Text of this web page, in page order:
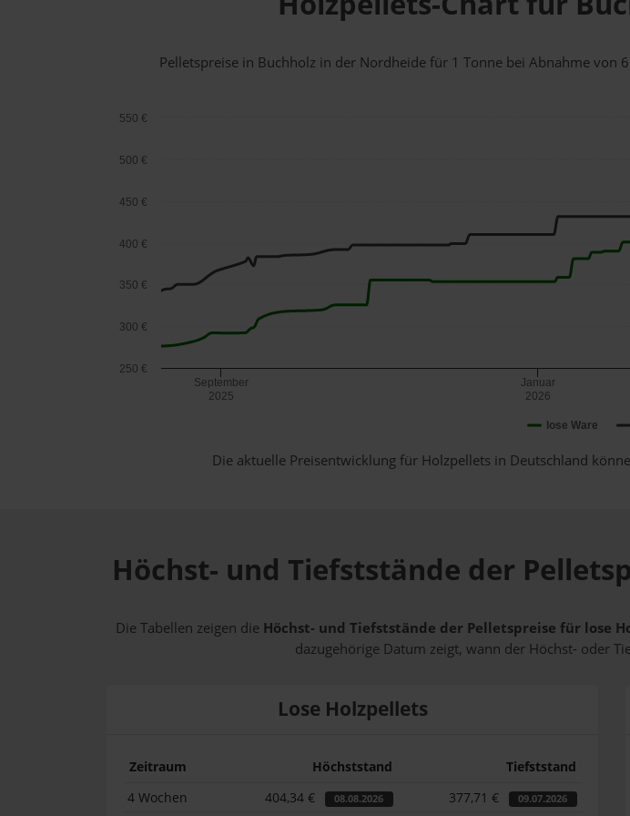
Pelletspreise in Buchholz in der Nordheide für 1 Tonne bei Abnahmevon
lose Ware
September
2025
Januar
2026
250 €
300 €
350 €
400 €
450 €
500 €
550 €
Die aktuelle Preisentwicklung für Holzpellets in Deutschland
Höchst- und Tiefststände der
Die Tabellen zeigen die Höchst- und Tiefststände der Pelletspreise für lose
dazugehörige Datum zeigt, wann der Höchst- oder
Lose Holzpellets
Zeitraum Höchststand
Tiefststand
4 Wochen
404,34 € 08.08.2026 377,71 € 09.07.2026